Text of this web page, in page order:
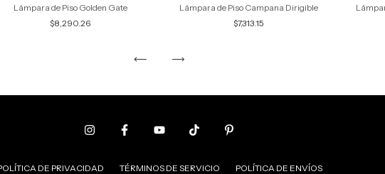
Lámpara de Piso Golden Gate
$8,290.26
Lámpara de Piso Campana Dirigible
$7,313.15
DE PRIVACIDAD TÉRMINOS DE SERVICIO POLÍTICA DE ENVÍOS